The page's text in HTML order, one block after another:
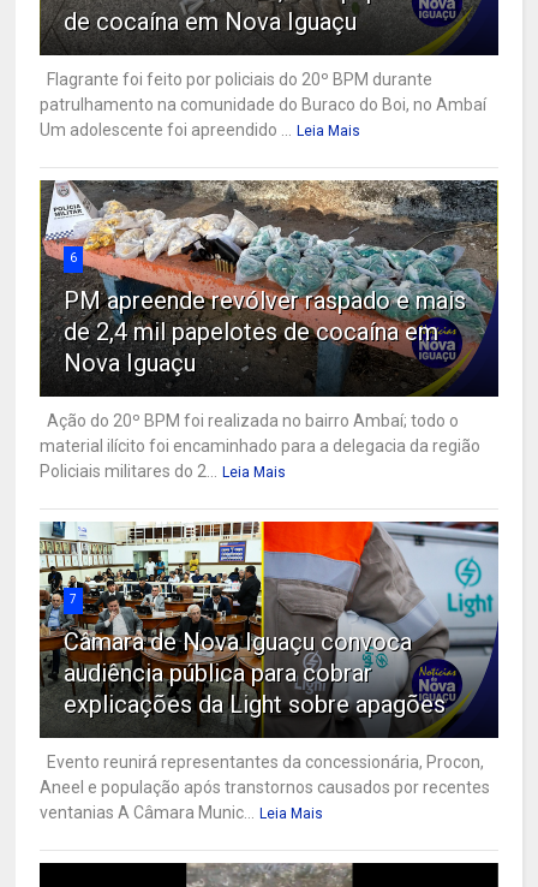
de cocaína em Nova Iguaçu
Flagrante foi feito por policiais do 20º BPM durante
patrulhamento na comunidade do Buraco do Boi, no Ambaí
Um adolescente foi apreendido ... Leia Mais
6
PM apreende revólver raspado e mais
de 2,4 mil papelotes de cocaína em
Nova Iguaçu
Ação do 20º BPM foi realizada no bairro Ambaí; todo o
material ilícito foi encaminhado para a delegacia da região
Policiais militares do 2... Leia Mais
7
Câmara de Nova Iguaçu convoca
audiência pública para cobrar
explicações da Light sobre apagões
Evento reunirá representantes da concessionária, Procon,
Aneel e população após transtornos causados por recentes
ventanias A Câmara Munic... Leia Mais